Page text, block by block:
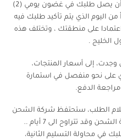
ووفق تقديرنا، من المتوقع أن يصل طلبك في غضون يومي (2)
أيام عمل (7) بدءاً من اليوم الذي يتم تأكيد طلبك فيه
اعتمادا على منطقتك ، وتختلف هذه
الخليج .
إلى أسعار المنتجات،
على نحو منفصل في استمارة
الدفع.
الطلب، ستحتفظ شركة الشحن
بشحنتك لمدة تقررها شركة الشحن وقد تتراوح الى 7 أيام ..
في محاولة التسليم الثانية،